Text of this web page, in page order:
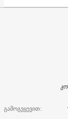
გამოგვყევით: